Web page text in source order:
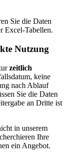
Sie die Daten
Excel-Tabellen.
Nutzung
zeitlich
keine
nach Ablauf
Sie die Daten
an Dritte ist
in unserem
Ihre
ein Angebot.